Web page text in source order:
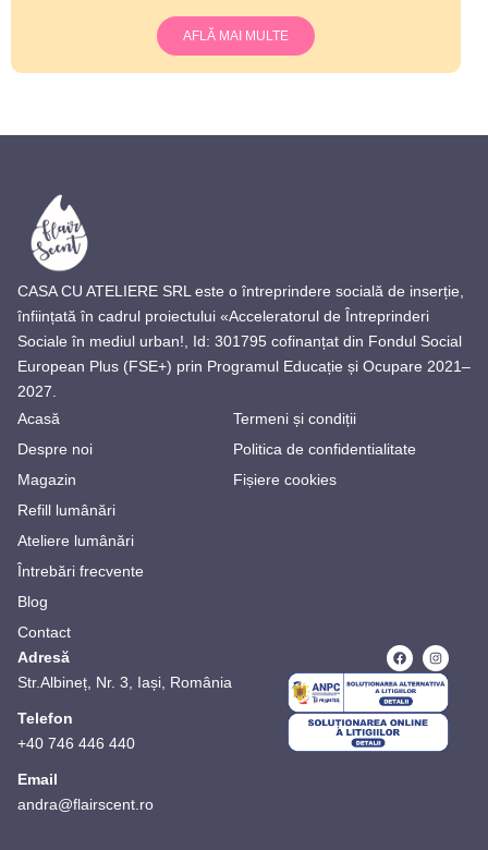
AFLĂ MAI MULTE
CASA CU ATELIERE SRL este o întreprindere socială de inserție,
înființată în cadrul proiectului «Acceleratorul de Întreprinderi
Sociale în mediul urban!, Id: 301795 cofinanțat din Fondul Social
European Plus (FSE+) prin Programul Educație și Ocupare 2021–
2027.
Acasă
Despre noi
Magazin
Refill lumânări
Ateliere lumânări
Întrebări frecvente
Blog
Contact
Termeni și condiții
Politica de confidentialitate
Fișiere cookies
Adresă
Str.Albineț, Nr. 3, Iași, România
Telefon
+40 746 446 440
Email
andra@flairscent.ro